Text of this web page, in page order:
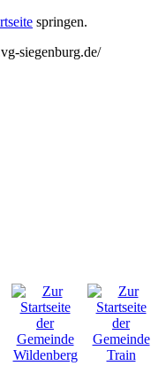
springen.
siegenburg.de/